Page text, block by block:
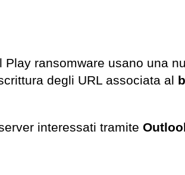
Play ransomware usano una
degli URL associata al
interessati tramite